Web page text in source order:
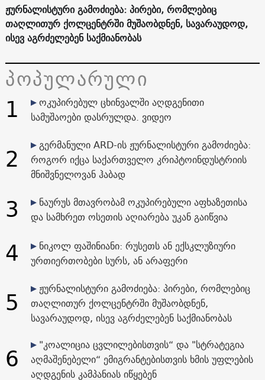
ჟურნალისტური გამოძიება: პირები, რომლებიც
თაღლითურ ქოლცენტრში მუშაობდნენ, სავარაუდოდ,
ისევ აგრძელებენ საქმიანობას
პოპულარული
1
ოკუპირებულ ცხინვალში აღდგენითი
სამუშაოები დასრულდა. ვიდეო
2
გერმანული ARD-ის ჟურნალისტური გამოძიება:
როგორ იქცა საქართველო კრიპტოინდუსტრიის
მნიშვნელოვან ჰაბად
3
ნაურუს მთავრობამ ოკუპირებული აფხაზეთისა
და სამხრეთ ოსეთის აღიარება უკან გაიწვია
4
ნიკოლ ფაშინიანი: რუსეთს ან ექსკლუზიური
ურთიერთობები სურს, ან არაფერი
5
ჟურნალისტური გამოძიება: პირები, რომლებიც
თაღლითურ ქოლცენტრში მუშაობდნენ,
სავარაუდოდ, ისევ აგრძელებენ საქმიანობას
6
"კოალიცია ცვლილებისთვის“ და "სტრატეგია
აღმაშენებელი“ ემიგრანტებისთვის ხმის უფლების
აღდგენის კამპანიას იწყებენ